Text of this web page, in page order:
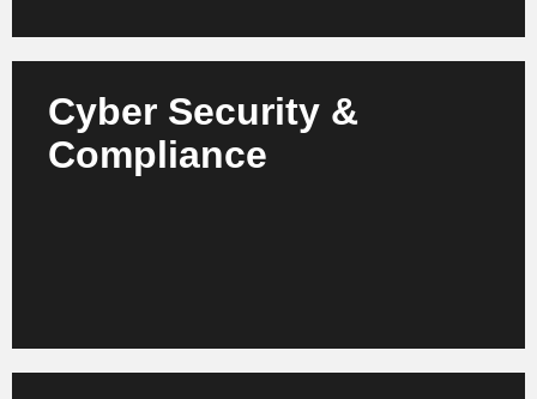
Cyber Security &
Compliance
Sichern Sie Ihre Daten, Prozesse und
Materialinformationen – mit KI-gestützter Security
und Compliance für gesetzliche Anforderungen und